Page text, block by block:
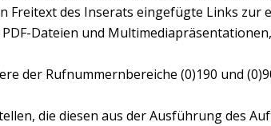
Freitext des Inserats eingefügte Links zur
Dateien und
der Rufnummernbereiche (0)190 und
die diesen aus der Ausführung des